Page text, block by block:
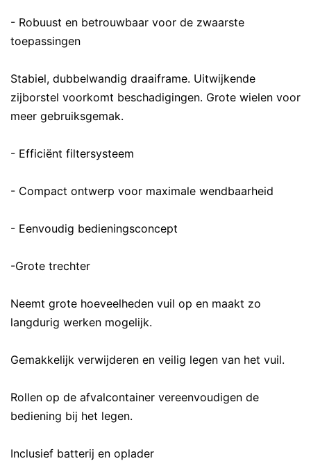
- Robuust en betrouwbaar voor de zwaarste
toepassingen
Stabiel, dubbelwandig draaiframe. Uitwijkende
zijborstel voorkomt beschadigingen. Grote wielen voor
meer gebruiksgemak.
- Efficiënt filtersysteem
- Compact ontwerp voor maximale wendbaarheid
- Eenvoudig bedieningsconcept
-Grote trechter
Neemt grote hoeveelheden vuil op en maakt zo
langdurig werken mogelijk.
Gemakkelijk verwijderen en veilig legen van het vuil.
Rollen op de afvalcontainer vereenvoudigen de
bediening bij het legen.
Inclusief batterij en oplader